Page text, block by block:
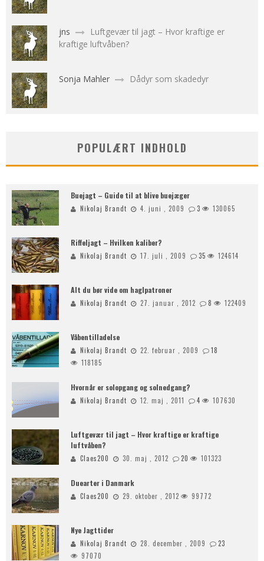
jns
Luftgevær til jagt – Hvor kraftige er
kraftige luftvåben?
Sonja Mahler Dådyr som skadedyr
POPULÆRT INDHOLD
Buejagt – Guide til at blive buejæger
Nikolaj Brandt 4. juni , 2009 3 130065
Riffeljagt – Hvilken kaliber?
Nikolaj Brandt 17. juli , 2009 35 124614
Alt du bør vide om haglpatroner
Nikolaj Brandt 27. januar , 2012 8 122409
Våbentilladelse
Nikolaj Brandt 22. februar , 2009
18
118185
Hvornår er solopgang og solnedgang?
Nikolaj Brandt 12. maj , 2011 4 107630
Luftgevær til jagt – Hvor kraftige er kraftige
luftvåben?
Claes200 30. maj , 2012 20 101323
Duearter i Danmark
Claes200 29. oktober , 2012 99772
Nye Jagttider
Nikolaj Brandt 28. december , 2009
23
97070